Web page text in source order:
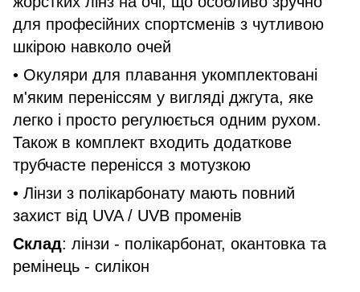
для професійних спортсменів з чутливою
шкірою навколо очей
• Окуляри для плавання укомплектовані
м'яким переніссям у вигляді джгута, яке
легко і просто регулюється одним рухом.
Також в комплект входить додаткове
трубчасте перенісся з мотузкою
• Лінзи з полікарбонату мають повний
захист від UVA / UVB променів
Склад: лінзи - полікарбонат, окантовка та
ремінець - силікон